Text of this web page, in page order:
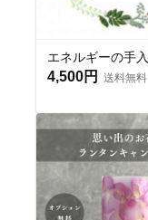
4,500円 送料無料